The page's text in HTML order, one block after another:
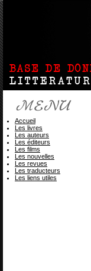
Accueil
Les livres
Les auteurs
Les éditeurs
Les films
Les nouvelles
Les revues
Les traducteurs
Les liens utiles